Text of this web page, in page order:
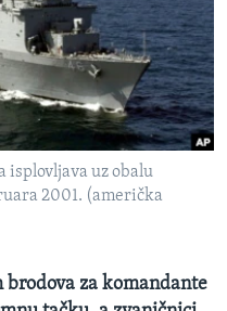
isplovljava uz obalu
2001. (američka
za komandante